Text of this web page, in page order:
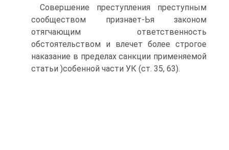
Совершение преступления преступным
сообществом признает-Ья законом
отягчающим ответственность
обстоятельством и влечет более строгое
наказание в пределах санкции применяемой
статьи )собенной части УК (ст. 35, 63).